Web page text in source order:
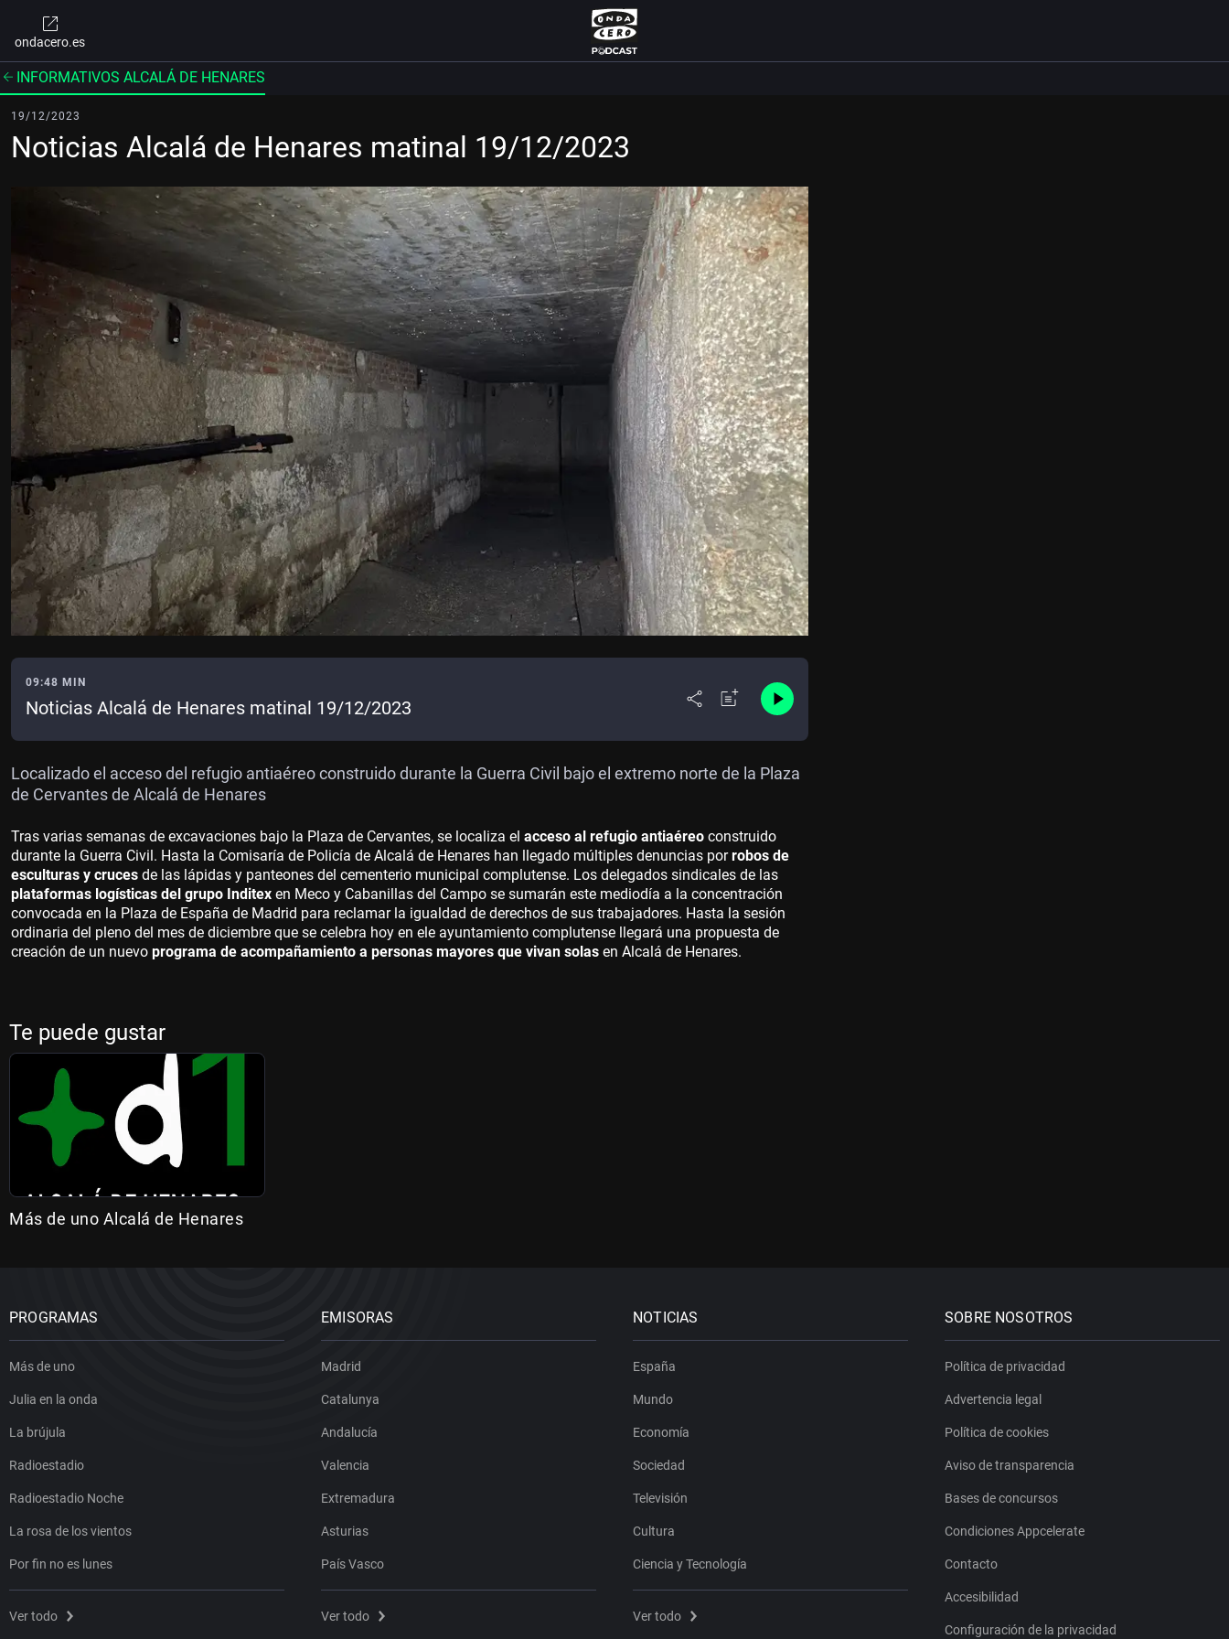
ondacero.es
INFORMATIVOS ALCALÁ DE HENARES
19/12/2023
Noticias Alcalá de Henares matinal 19/12/2023
09:48 MIN
Noticias Alcalá de Henares matinal 19/12/2023
Localizado el acceso del refugio antiaéreo construido durante la Guerra Civil bajo el extremo norte de la Plaza
de Cervantes de Alcalá de Henares
Tras varias semanas de excavaciones bajo la Plaza de Cervantes, se localiza el acceso al refugio antiaéreo construido
durante la Guerra Civil. Hasta la Comisaría de Policía de Alcalá de Henares han llegado múltiples denuncias porrobos de
esculturas y cruces de las lápidas y panteones del cementerio municipal complutense. Los delegados sindicales de las
plataformas logísticas del grupo Inditex en Meco y Cabanillas del Campo se sumarán este mediodía a la concentración
convocada en la Plaza de España de Madrid para reclamar la igualdad de derechos de sus trabajadores. Hasta la sesión
ordinaria del pleno del mes de diciembre que se celebra hoy en ele ayuntamiento complutense llegará una propuesta de
creación de un nuevo programa de acompañamiento a personas mayores que vivan solas en Alcalá de Henares.
Te puede gustar
Más de uno Alcalá de Henares
PROGRAMAS
Más de uno
Julia en la onda
La brújula
Radioestadio
Radioestadio Noche
La rosa de los vientos
Por fin no es lunes
Ver todo
EMISORAS
Madrid
Catalunya
Andalucía
Valencia
Extremadura
Asturias
País Vasco
Ver todo
NOTICIAS
España
Mundo
Economía
Sociedad
Televisión
Cultura
Ciencia y Tecnología
Ver todo
SOBRE NOSOTROS
Política de privacidad
Advertencia legal
Política de cookies
Aviso de transparencia
Bases de concursos
Condiciones Appcelerate
Contacto
Accesibilidad
Configuración de la privacidad